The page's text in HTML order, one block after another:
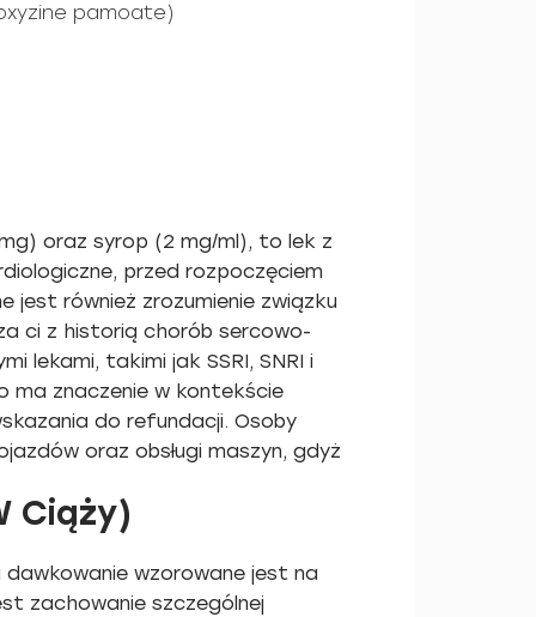
pamoate)
oraz syrop (2 mg/ml), to lek z
przed rozpoczęciem
jest również zrozumienie związku
ci z historią chorób sercowo-
lekami, takimi jak SSRI, SNRI i
ma znaczenie w kontekście
do refundacji. Osoby
oraz obsługi maszyn, gdyż
Ciąży)
wzorowane jest na
zachowanie szczególnej